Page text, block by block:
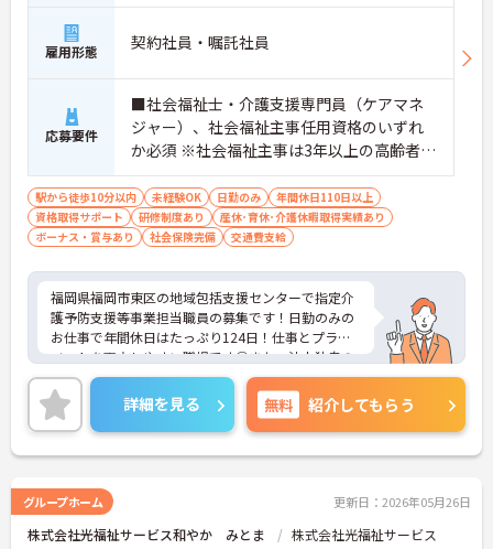
雇用形態 契約社員・嘱託社員
応募要件
■社会福祉士・介護支援専門員（ケアマネ
ジャー）、社会福祉主事任用資格のいずれ
か必須 ※社会福祉主事は3年以上の高齢者保
健福祉に関する相談経験が必要、社会福祉
士・介護支援専門員については経験不問 ■
普通自動車運転免許（AT限定可）あれば尚
可
駅から徒歩10分以内 未経験OK 日勤のみ
年間休日110日以上
資格取得サポート
研修制度あり
産休･育休･介護休暇取得実績あり
ボーナス・賞与あり
社会保険完備 交通費支給
福岡県福岡市東区の地域包括支援センターで指定介
護予防支援等事業担当職員の募集です！日勤のみの
お仕事で年間休日はたっぷり124日！仕事とプライ
ベートを両立しやすい職場です◎また、法人独自の
育児支援制度があるので、ご家族がいる方でも安心
して働くことができます♪ご興味のある方は面接ポ
イントをお伝えしますので、お気軽にご相談くださ
い！
詳細を見る 無料 紹介してもらう
グループホーム 更新日：2026年05月26日
株式会社光福祉サービス和やか みとま 株式会社光福祉サービス